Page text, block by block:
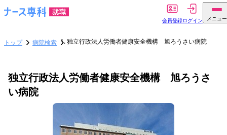
会員登録ログイン メニュー
トップ 病院検索 独立行政法人労働者健康安全機構 旭ろうさい病院
独立行政法人労働者健康安全機構 旭ろうさ
い病院